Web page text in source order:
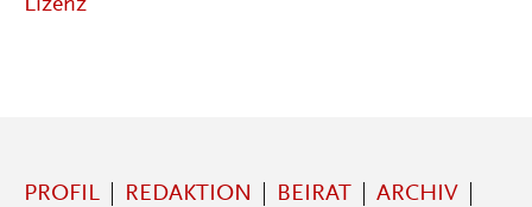
Lizenz
PROFIL REDAKTION BEIRAT
ARCHIV